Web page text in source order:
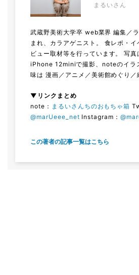
まるいさん
武蔵野美術大学卒 web業界 編集／
まれ、カラアゲニスト。 食レポ・イ
ビュー取材等を行っています。 写真
iPhone 12miniで撮影、noteのイラ
味は 漫画／アニメ／美術館めぐり／
▼リンクまとめ
note： まるいさんちのおもちゃ箱
@marUeee_net Instagram：
この著者の記事一覧はこちら